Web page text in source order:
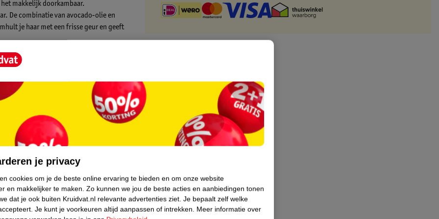
makkelijk doorkambaar.
De combinatie van avocado-olie en
je haar met een frisse geur en geeft
Intens Voedende Crème?
je privacy
cookies om je de beste online ervaring te bieden en om onze website
en makkelijker te maken. Zo kunnen we jou de beste acties en aanbiedingen tonen
dat je ook buiten Kruidvat.nl relevante advertenties ziet. Je bepaalt zelf welke
Je kunt je voorkeuren altijd aanpassen of intrekken. Meer informatie over